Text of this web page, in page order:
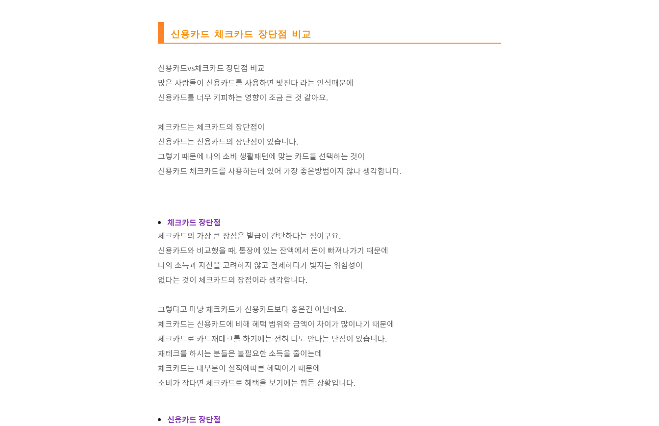
신용카드 체크카드 장단점 비교
신용카드vs체크카드 장단점 비교
많은 사람들이 신용카드를 사용하면 빛진다 라는 인식때문에
신용카드를 너무 키피하는 영향이 조금 큰 것 같아요.
체크카드는 체크카드의 장단점이
신용카드는 신용카드의 장단점이 있습니다.
그렇기 때문에 나의 소비 생활패턴에 맞는 카드를 선택하는 것이
신용카드 체크카드를 사용하는데 있어 가장 좋은방법이지 않나 생각합니다.
체크카드 장단점
체크카드의 가장 큰 장점은 발급이 간단하다는 점이구요.
신용카드와 비교했을 때, 통장에 있는 잔액에서 돈이 빠져나가기 때문에
나의 소득과 자산을 고려하지 않고 결제하다가 빛지는 위험성이
없다는 것이 체크카드의 장점이라 생각합니다.
그렇다고 마냥 체크카드가 신용카드보다 좋은건 아닌데요.
체크카드는 신용카드에 비해 혜택 범위와 금액이 차이가 많이나기 때문에
체크카드로 카드재테크를 하기에는 전혀 티도 안나는 단점이 있습니다.
재테크를 하시는 분들은 불필요한 소득을 줄이는데
체크카드는 대부분이 실적에따른 혜택이기 때문에
소비가 작다면 체크카드로 혜택을 보기에는 힘든 상황입니다.
신용카드 장단점